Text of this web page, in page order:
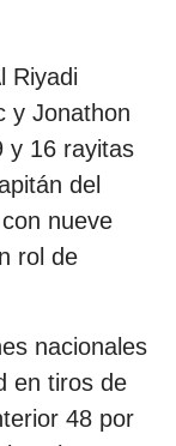
Riyadi
y Jonathon
y 16 rayitas
del
nueve
rol de
nacionales
en tiros de
48 por